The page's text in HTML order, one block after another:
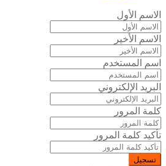
الاسم الأول
الاسم الأخير
اسم المستخدم
البريد الإلكتروني
كلمة المرور
تأكيد كلمة المرور
تسجيل